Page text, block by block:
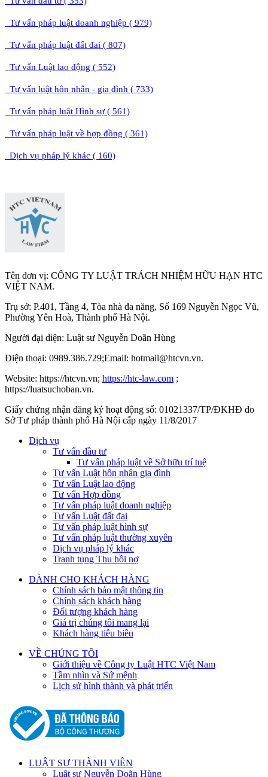
Tư vấn pháp luật doanh nghiệp ( 979)
Tư vấn pháp luật đất đai ( 807)
Tư vấn Luật lao động ( 552)
Tư vấn luật hôn nhân - gia đình ( 733)
Tư vấn pháp luật Hình sự ( 561)
Tư vấn pháp luật về hợp đồng ( 361)
Dịch vụ pháp lý khác ( 160)
Tên đơn vị: CÔNG TY LUẬT TRÁCH NHIỆM HỮU HẠN HTC
VIỆT NAM.
Trụ sở: P.401, Tầng 4, Tòa nhà đa năng, Số 169 Nguyễn Ngọc Vũ,
Phường Yên Hoà, Thành phố Hà Nội.
Người đại diện: Luật sư Nguyễn Doãn Hùng
Điện thoại: 0989.386.729;Email: hotmail@htcvn.vn.
Website: https://htcvn.vn; https://htc-law.com ;
https://luatsuchoban.vn.
Giấy chứng nhận đăng ký hoạt động số: 01021337/TP/ĐKHĐ do
Sở Tư pháp thành phố Hà Nội cấp ngày 11/8/2017
Dịch vụ
Tư vấn đầu tư
Tư vấn pháp luật về Sở hữu trí tuệ
Tư vấn Luật hôn nhân gia đình
Tư vấn Luật lao động
Tư vấn Hợp đồng
Tư vấn pháp luật doanh nghiệp
Tư vấn Luật đất đai
Tư vấn pháp luật hình sự
Tư vấn pháp luật thường xuyên
Dịch vụ pháp lý khác
Tranh tụng Thu hồi nợ
DÀNH CHO KHÁCH HÀNG
Chính sách bảo mật thông tin
Chính sách khách hàng
Đối tượng khách hàng
Giá trị chúng tôi mang lại
Khách hàng tiêu biêu
VỀ CHÚNG TÔI
Giới thiệu về Công ty Luật HTC Việt Nam
Tầm nhìn và Sứ mệnh
Lịch sử hình thành và phát triển
LUẬT SƯ THÀNH VIÊN
Luật sư Nguyễn Doãn Hùng